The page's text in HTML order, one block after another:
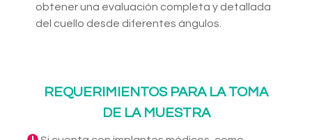
obtener una evaluación completa y detallada
del cuello desde diferentes ángulos.
REQUERIMIENTOS PARA LA TOMA
DE LA MUESTRA